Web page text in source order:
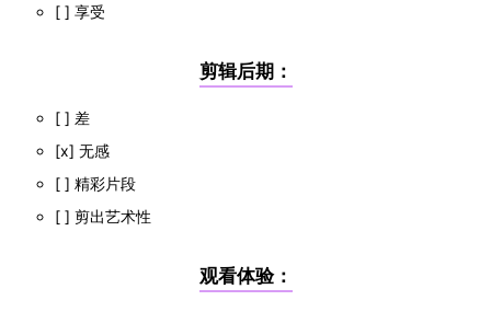
[ ] 享受
剪辑后期：
[ ] 差
[x] 无感
[ ] 精彩片段
[ ] 剪出艺术性
观看体验：